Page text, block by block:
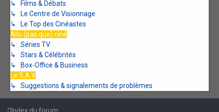
↳ Films & Débats
↳ Le Centre de Visionnage
↳ Le Top des Cinéastes
Allo (pas que) ciné
↳ Séries TV
↳ Stars & Célébrités
↳ Box-Office & Business
Le S.A.V
↳ Suggestions & signalements de problèmes
Index du forum